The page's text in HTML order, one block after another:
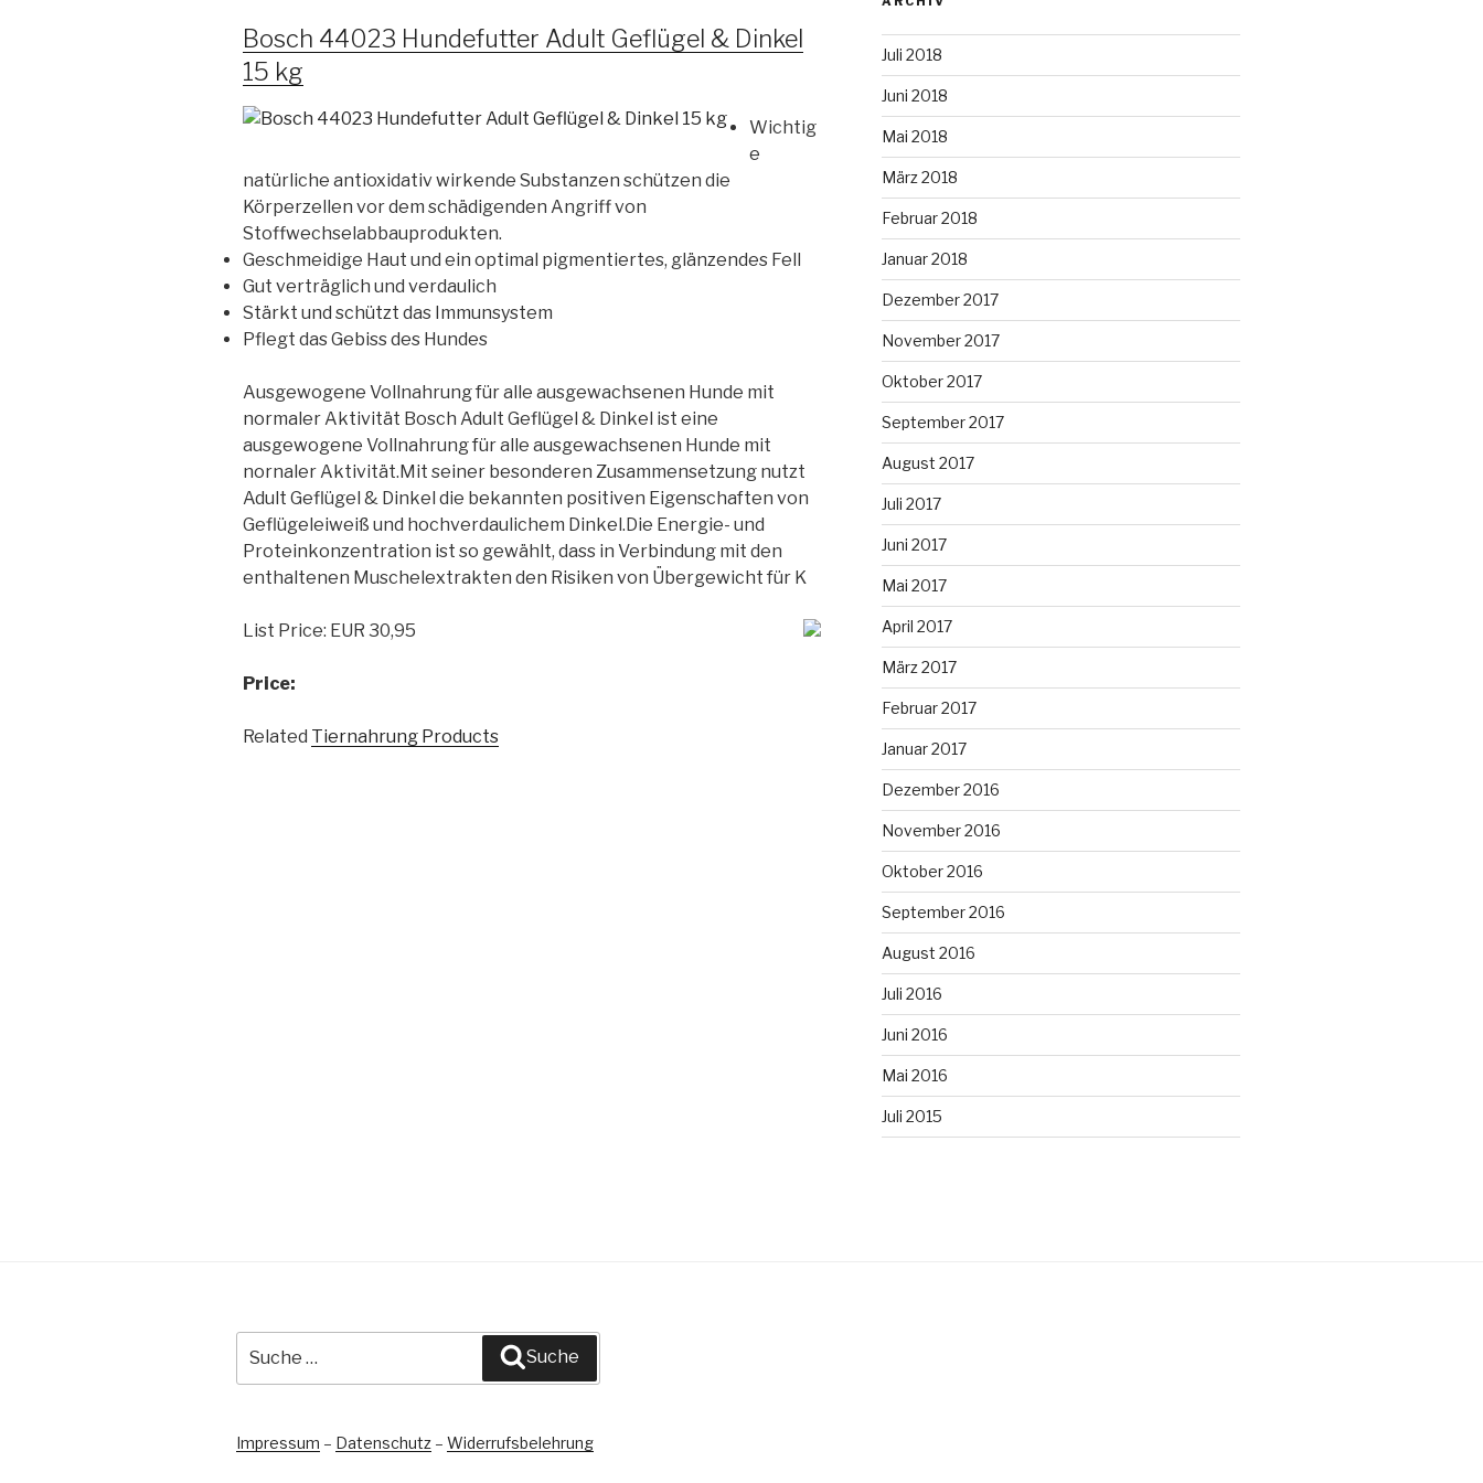
Bosch 44023 Hundefutter Adult Geflügel & Dinkel
15 kg
Wichtig
e
natürliche antioxidativ wirkende Substanzen schützen die
Körperzellen vor dem schädigenden Angriff von
Stoffwechselabbauprodukten.
Geschmeidige Haut und ein optimal pigmentiertes, glänzendes Fell
Gut verträglich und verdaulich
Stärkt und schützt das Immunsystem
Pflegt das Gebiss des Hundes
Ausgewogene Vollnahrung für alle ausgewachsenen Hunde mit
normaler Aktivität Bosch Adult Geflügel & Dinkel ist eine
ausgewogene Vollnahrung für alle ausgewachsenen Hunde mit
nornaler Aktivität.Mit seiner besonderen Zusammensetzung nutzt
Adult Geflügel & Dinkel die bekannten positiven Eigenschaften von
Geflügeleiweiß und hochverdaulichem Dinkel.Die Energie- und
Proteinkonzentration ist so gewählt, dass in Verbindung mit den
enthaltenen Muschelextrakten den Risiken von Übergewicht für K
List Price: EUR 30,95
Price:
Related Tiernahrung Products
Juli 2018
Juni 2018
Mai 2018
März 2018
Februar 2018
Januar 2018
Dezember 2017
November 2017
Oktober 2017
September 2017
August 2017
Juli 2017
Juni 2017
Mai 2017
April 2017
März 2017
Februar 2017
Januar 2017
Dezember 2016
November 2016
Oktober 2016
September 2016
August 2016
Juli 2016
Juni 2016
Mai 2016
Juli 2015
nach:
Suche
Impressum – Datenschutz – Widerrufsbelehrung